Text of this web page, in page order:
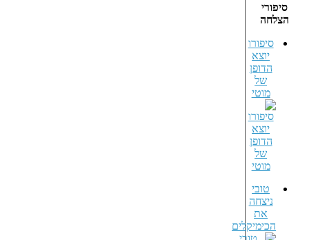
סיפורי
הצלחה
סיפורו
יוצא
הדופן
של
מוטי
טובי
ניצחה
את
הכימיקלים